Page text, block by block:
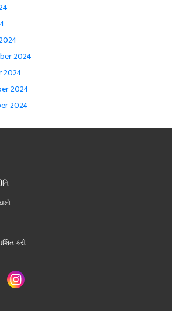
2024
2024
2024
2024
કરો